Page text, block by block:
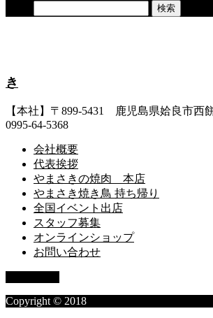
き
【本社】〒899-5431 鹿児島県姶良市西
0995-64-5368
会社概要
代表挨拶
やまさきの焼肉 本店
やまさき焼き鳥 持ち帰り
全国イベント出店
スタッフ募集
オンラインショップ
お問い合わせ
Copyright © 2018